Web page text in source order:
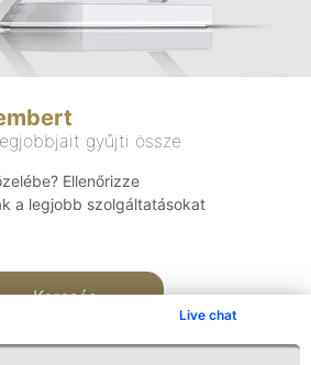
Live chat
gyűjti össze
Ellenőrizze
a legjobb szolgáltatásokat
Keresés